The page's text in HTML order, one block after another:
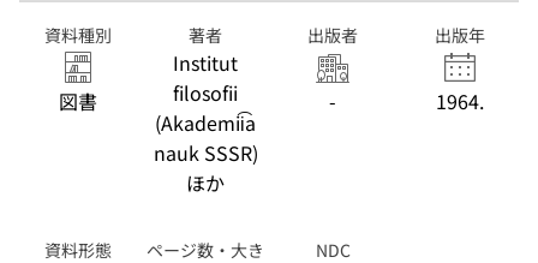
資料種別
図書
著者
Institut
filosofii
(Akademii͡a
nauk SSSR)
ほか
出版者
-
出版年
1964.
資料形態
ページ数・大き
NDC